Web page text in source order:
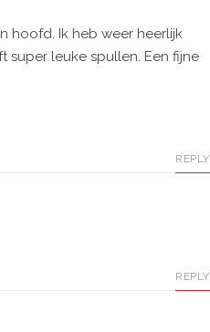
hoofd. Ik heb weer heerlijk
super leuke spullen. Een fijne
REPLY
REPLY